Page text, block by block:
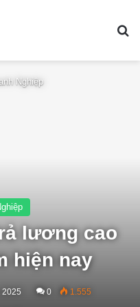
Nghiệp
lương cao
hiện nay
2025 0 1.555